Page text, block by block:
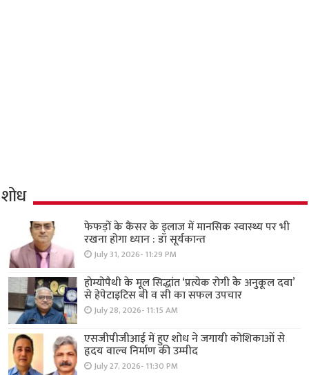
शोध
फेफड़ों के कैंसर के इलाज में मानसिक स्वास्थ्य पर भी
रखना होगा ध्यान : डॉ सूर्यकान्त
July 31, 2026- 11:29 PM
होम्योपैथी के मूल सिद्धांत ‘प्रत्येक रोगी केे अनुकूल दवा’
से हेपेटाइटिस बी व सी का सफल उपचार
July 28, 2026- 11:15 AM
एसजीपीजीआई में हुए शोध ने जगायी कोशिकाओं से
हृदय वाल्व निर्माण की उम्मीद
July 27, 2026- 11:30 PM